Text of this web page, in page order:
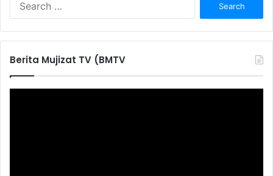
f
o
Berita Mujizat TV (BMTV